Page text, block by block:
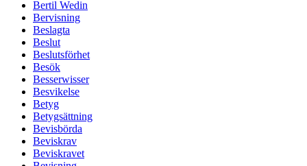
Bertil Wedin
Bervisning
Beslagta
Beslut
Beslutsförhet
Besök
Besserwisser
Besvikelse
Betyg
Betygsättning
Bevisbörda
Beviskrav
Beviskravet